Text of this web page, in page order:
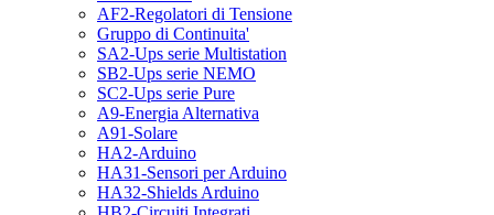
AF2-Regolatori di Tensione
Gruppo di Continuita'
SA2-Ups serie Multistation
SB2-Ups serie NEMO
SC2-Ups serie Pure
A9-Energia Alternativa
A91-Solare
HA2-Arduino
HA31-Sensori per Arduino
HA32-Shields Arduino